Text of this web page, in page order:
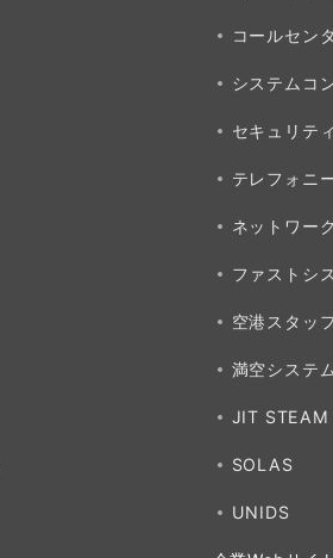
コールセン
システムコ
セキュリテ
テレフォニ
ネットワー
ファストシ
空港スタッ
満空システム
JIT STEAM
SOLAS
UNIDS